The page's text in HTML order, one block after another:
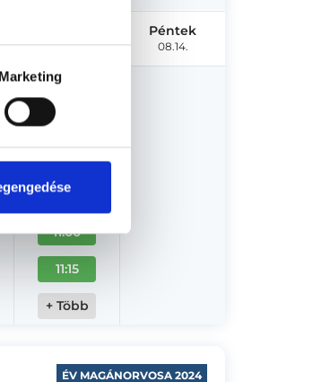
Marketing
08.13.
09:30
09:45
10:30
10:45
11:00
11:15
+ Több
Péntek
08.14.
ÉV MAGÁNORVOSA 2024